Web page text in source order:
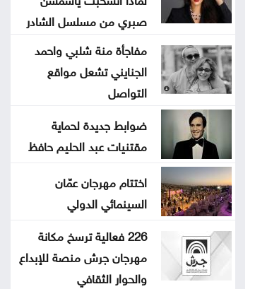
صبري من مسلسل الشادر
مفاجأة منة شلبي واحمد
الجنايني تشعل مواقع
التواصل
ضوابط جديدة لحماية
مقتنيات عبد الحليم حافظ
اختتام مهرجان عمّان
السينمائي الدولي
226 فعالية ترسخ مكانة
مهرجان جرش منصة للإبداع
والحوار الثقافي